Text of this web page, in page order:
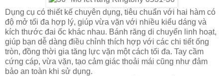
Dụng cụ có thiết kế chuyên dụng, tiêu chuẩn với hai hàm có
độ mở tối đa hợp lý, giúp vừa vặn với nhiều kiểu dáng và
kích thước đai ốc khác nhau. Bánh răng di chuyển linh hoạt,
giúp bạn dễ dàng điều chỉnh thích hợp với các chi tiết ống
tròn, đồng thời gia tăng lực vặn một cách tối đa. Tay cầm
cứng cáp, vừa vặn, tạo cảm giác thoải mái cũng như đảm
bảo an toàn khi sử dụng.